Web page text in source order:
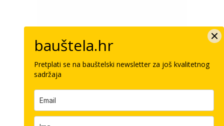
bauštela.hr
Pretplati se na bauštelski newsletter za još kvalitetnog
sadržaja